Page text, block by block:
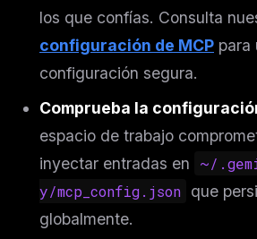
los que confías. Consulta
configuración de MCP para
configuración segura.
Comprueba la
espacio de trabajo
inyectar entradas en
~/
y/mcp_config.json que
globalmente.